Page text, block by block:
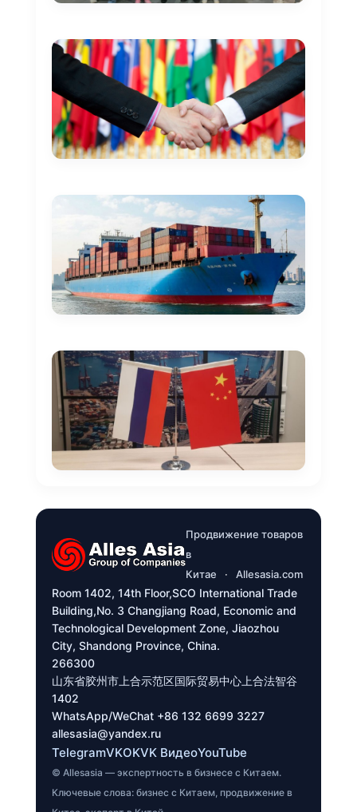
Продвижение товаров
в
Китае
· Allesasia.com
Room 1402, 14th Floor,SCO International Trade
Building,No. 3 Changjiang Road, Economic and
Technological Development Zone, Jiaozhou
City, Shandong Province, China.
266300
山东省胶州市上合示范区国际贸易中心上合法智谷
1402
WhatsApp/WeChat +86 132 6699 3227
allesasia@yandex.ru
TelegramVKOKVK ВидеоYouTube
© Allesasia — экспертность в бизнесе с Китаем.
Ключевые слова: бизнес с Китаем, продвижение в